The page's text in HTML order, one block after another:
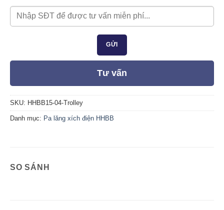
Tư vấn
SKU: HHBB15-04-Trolley
Danh mục: Pa lăng xích điện HHBB
SO SÁNH